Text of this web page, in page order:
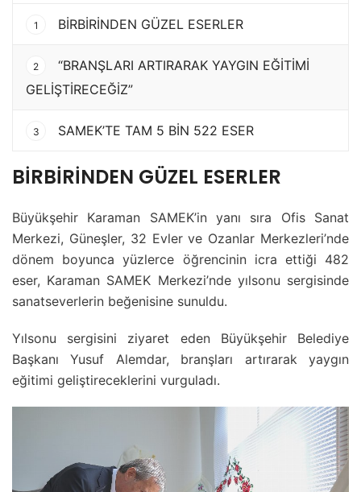
1 BİRBİRİNDEN GÜZEL ESERLER
2
“BRANŞLARI ARTIRARAK YAYGIN EĞİTİMİ
GELİŞTİRECEĞİZ”
3 SAMEK’TE TAM 5 BİN 522 ESER
BİRBİRİNDEN GÜZEL ESERLER
Büyükşehir Karaman SAMEK’in yanı sıra Ofis Sanat
Merkezi, Güneşler, 32 Evler ve Ozanlar Merkezleri’nde
dönem boyunca yüzlerce öğrencinin icra ettiği 482
eser, Karaman SAMEK Merkezi’nde yılsonu sergisinde
sanatseverlerin beğenisine sunuldu.
Yılsonu sergisini ziyaret eden Büyükşehir Belediye
Başkanı Yusuf Alemdar, branşları artırarak yaygın
eğitimi geliştireceklerini vurguladı.